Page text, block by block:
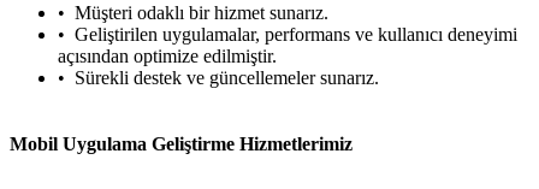
Müşteri odaklı bir hizmet sunarız.
Geliştirilen uygulamalar, performans ve kullanıcı deneyimi
açısından optimize edilmiştir.
Sürekli destek ve güncellemeler sunarız.
Mobil Uygulama Geliştirme Hizmetlerimiz